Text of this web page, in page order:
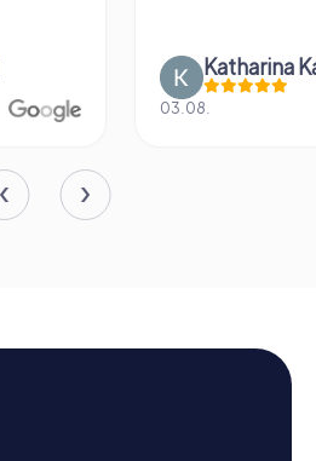
Katharina
03.08.